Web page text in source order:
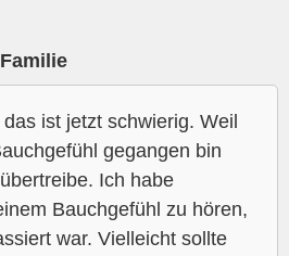
ist jetzt schwierig. Weil
gegangen bin
Ich habe
Bauchgefühl zu hören,
war. Vielleicht sollte